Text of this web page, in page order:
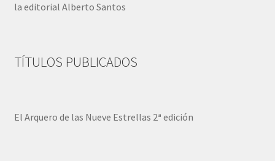
la editorial Alberto Santos
TÍTULOS PUBLICADOS
El Arquero de las Nueve Estrellas 2ª edición